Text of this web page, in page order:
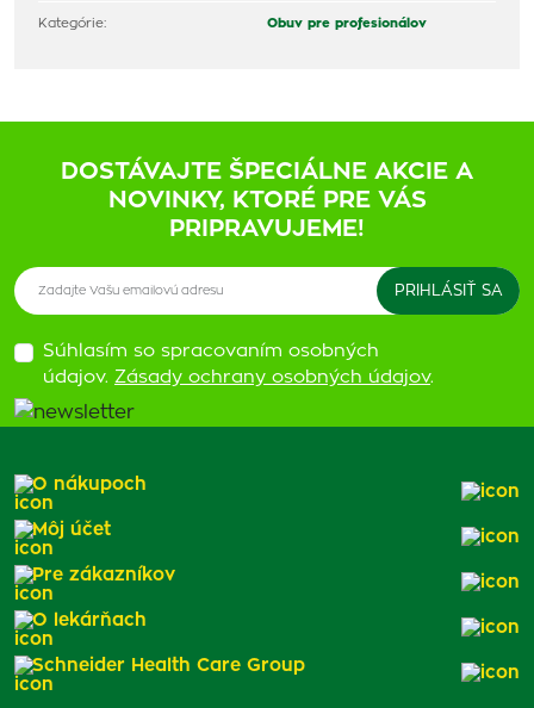
Kategórie: Obuv pre profesionálov
DOSTÁVAJTE ŠPECIÁLNE AKCIE A
NOVINKY, KTORÉ PRE VÁS
PRIPRAVUJEME!
Súhlasím so spracovaním osobných
údajov. Zásady ochrany osobných údajov.
O nákupoch
Môj účet
Pre zákazníkov
O lekárňach
Schneider Health Care Group